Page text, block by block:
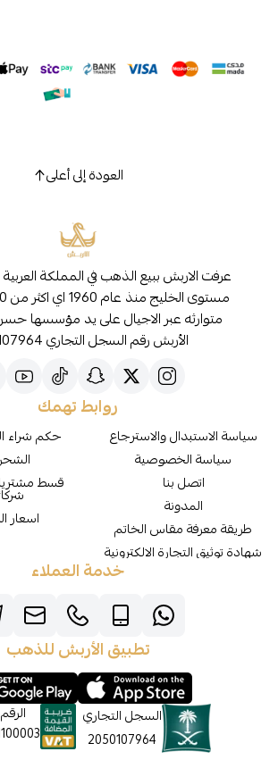
العودة إلى أعلى
عرفت الاربش ببيع الذهب في المملكة
متوارثه عبر الاجيال على يد مؤسسها
الأربش رقم السجل التجاري 2050107964
روابط تهمك
سياسة الاستبدال والاسترجاع
سياسة الخصوصية
اتصل بنا
المدونة
طريقة معرفة مقاس الخاتم
شهادة توثيق التجارة الالكترونية
حكم شراء
قسط
اسعار
خدمة العملاء
تطبيق الأربش للذهب
السجل التجاري
2050107964